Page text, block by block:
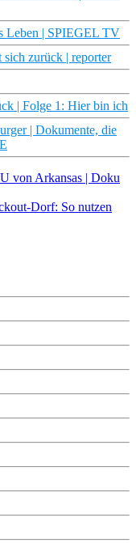
Leben | SPIEGEL TV
zurück | reporter
| Folge 1: Hier bin ich
| Dokumente, die
von Arkansas | Doku
Dorf: So nutzen